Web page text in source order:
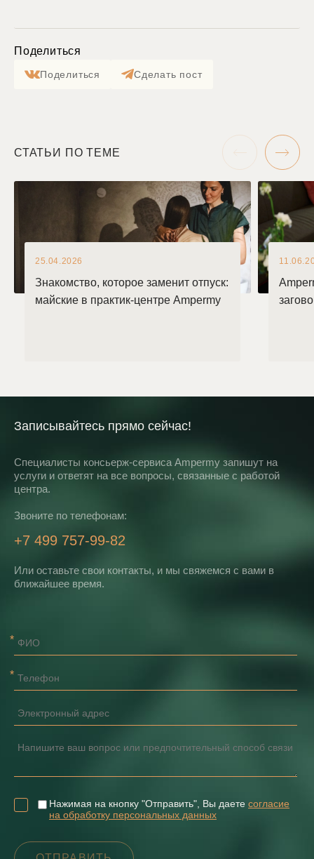
Поделиться
Поделиться Сделать пост
СТАТЬИ ПО ТЕМЕ
25.04.2026
Знакомство, которое заменит отпуск:
майские в практик-центре Ampermy
Записывайтесь прямо сейчас!
Специалисты консьерж-сервиса Ampermy запишут на
услуги и ответят на все вопросы, связанные с работой
центра.
Звоните по телефонам:
+7 499 757-99-82
Или оставьте свои контакты, и мы свяжемся с вами в
ближайшее время.
Нажимая на кнопку "Отправить", Вы даете согласие
на обработку персональных данных